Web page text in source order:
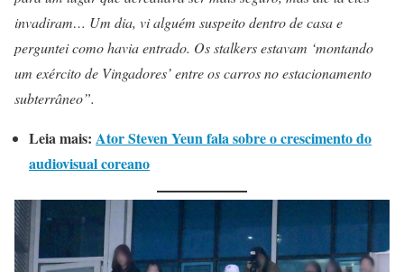
invadiram… Um dia, vi alguém suspeito dentro de casa e
perguntei como havia entrado. Os stalkers estavam ‘montando
um exército de Vingadores’ entre os carros no estacionamento
subterrâneo”.
Leia mais: Ator Steven Yeun fala sobre o crescimento do
audiovisual coreano